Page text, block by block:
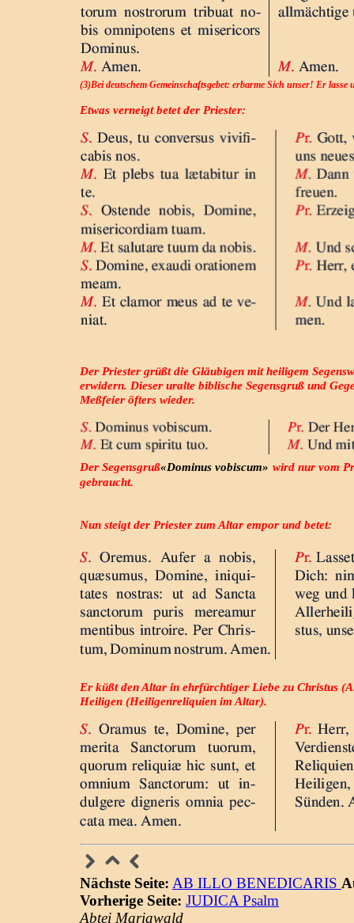
(3)Bei deutschem Gemeinschaftsgebet: erbarme Sich unser! Er
Etwas verneigt betet der Priester:
Der Priester grüßt die Gläubigen mit heiligem
erwidern. Dieser uralte biblische Segensgruß und
Meßfeier öfters wieder.
Der Segensgruß«Dominus vobiscum» wird nur vom
gebraucht.
Nun steigt der Priester zum Altar empor und betet:
Er küßt den Altar in ehrfürchtiger Liebe zu Christus
Heiligen (Heiligenreliquien im Altar).
Nächste Seite: AB ILLO BENEDICARIS
Vorherige Seite: JUDICA Psalm
Abtei Mariawald